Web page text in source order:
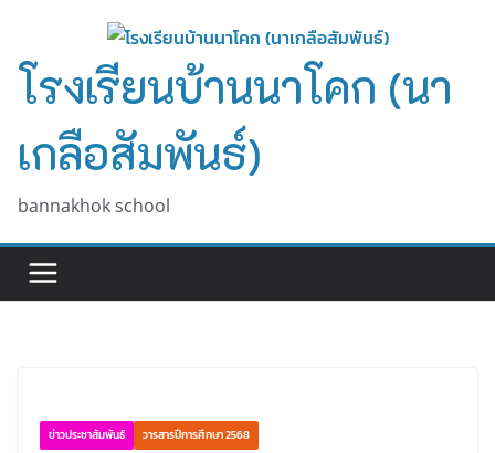
content
โรงเรียนบ้านนาโคก (นา
เกลือสัมพันธ์)
bannakhok school
ข่าวประชาสัมพันธ์ วารสารปีการศึกษา 2568